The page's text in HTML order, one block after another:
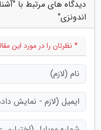
دیدگاه های مرتبط با
اندونزی"
* نظرتان را در مورد این